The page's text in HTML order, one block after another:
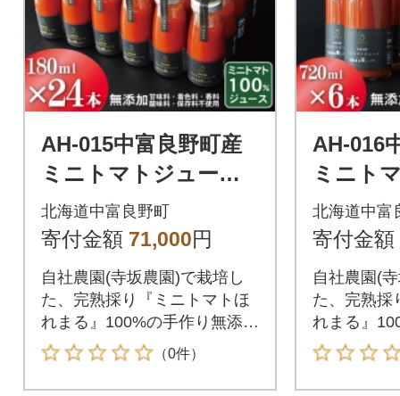
AH-015中富良野町産
ミニトマトジュース
『ほれまる』秋しぼ
り24本セット(メロン
北海道中富良野町
寄付金額 71,000円
自社農園(寺坂農園)で栽培し
た、完熟採り『ミニトマトほ
れまる』100%の手作り無添加
ジュースです。
（0件）
AH-016
ミニト
『ほれ
り
北海道中富
寄付金額
自社農園(
た、完熟採
れまる』
ジュースで